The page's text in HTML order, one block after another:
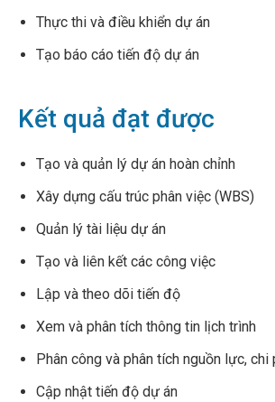
Thực thi và điều khiển dự án
Tạo báo cáo tiến độ dự án
Kết quả đạt được
Tạo và quản lý dự án hoàn chỉnh
Xây dựng cấu trúc phân việc (WBS)
Quản lý tài liệu dự án
Tạo và liên kết các công việc
Lập và theo dõi tiến độ
Xem và phân tích thông tin lịch trình
Phân công và phân tích nguồn lực, chi
Cập nhật tiến độ dự án